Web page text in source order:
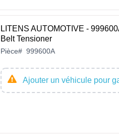
LITENS AUTOMOTIVE -
Belt Tensioner
Pièce# 999600A
Ajouter un véhicule pour